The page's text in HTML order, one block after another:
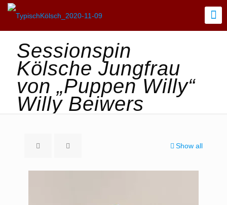
Sessionspin
Kölsche Jungfrau
von „Puppen Willy“
Willy Beiwers
Show all